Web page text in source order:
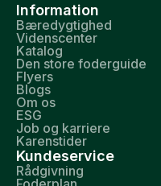
Information
Bæredygtighed
Videnscenter
Katalog
Den store foderguide
Flyers
Blogs
Om os
ESG
Job og karriere
Karenstider
Kundeservice
Rådgivning